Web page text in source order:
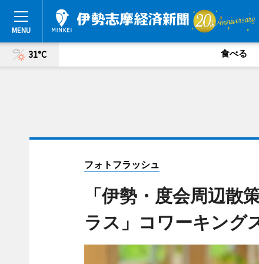
31°C 食べる
フォトフラッシュ
「伊勢・度会周辺
ラス」コワーキング